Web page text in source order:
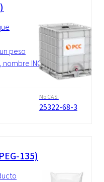
peso
INCI:
No CAS.
25322-68-3
135)